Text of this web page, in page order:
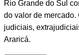
Rio Grande do Sul
do valor de
judiciais,
Araricá.